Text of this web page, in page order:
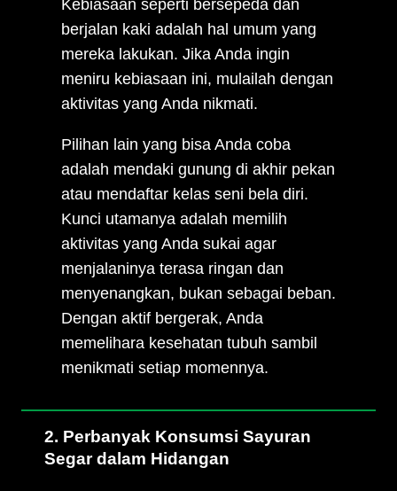
Kebiasaan seperti bersepeda dan
berjalan kaki adalah hal umum yang
mereka lakukan. Jika Anda ingin
meniru kebiasaan ini, mulailah dengan
aktivitas yang Anda nikmati.
Pilihan lain yang bisa Anda coba
adalah mendaki gunung di akhir pekan
atau mendaftar kelas seni bela diri.
Kunci utamanya adalah memilih
aktivitas yang Anda sukai agar
menjalaninya terasa ringan dan
menyenangkan, bukan sebagai beban.
Dengan aktif bergerak, Anda
memelihara kesehatan tubuh sambil
menikmati setiap momennya.
2. Perbanyak Konsumsi Sayuran
Segar dalam Hidangan